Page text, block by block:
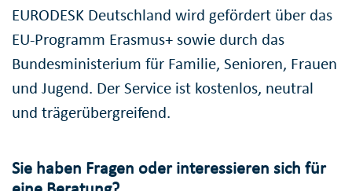
EURODESK Deutschland wird gefördert über das
EU-Programm Erasmus+ sowie durch das
Bundesministerium für Familie, Senioren, Frauen
und Jugend. Der Service ist kostenlos, neutral
und trägerübergreifend.
Sie haben Fragen oder interessieren sich für